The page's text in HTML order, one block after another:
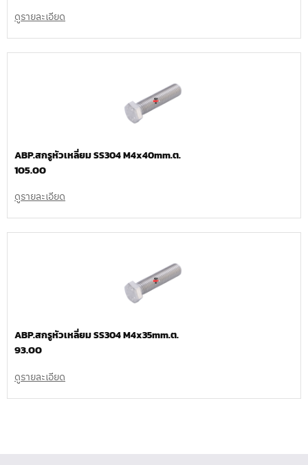
ดูรายละเอียด
ABP.สกรูหัวเหลี่ยม SS304 M4x40mm.ต.
105.00
ดูรายละเอียด
ABP.สกรูหัวเหลี่ยม SS304 M4x35mm.ต.
93.00
ดูรายละเอียด